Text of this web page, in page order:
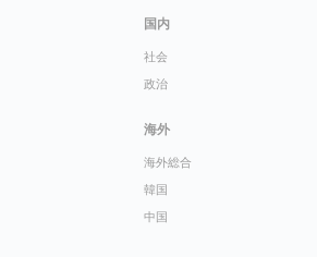
国内
社会
政治
海外
海外総合
韓国
中国